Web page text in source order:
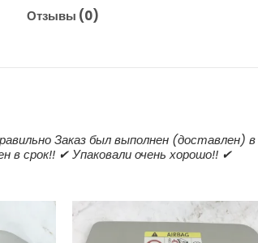
Отзывы (0)
Заказ был выполнен (доставлен) в
в срок!! ✔ Упаковали очень хорошо!! ✔